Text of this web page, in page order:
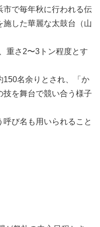
市で毎年秋に行われる伝
した華麗な太鼓台（山
重さ2〜3トン程度とす
150名余りとされ、「か
技を舞台で競い合う様子
呼び名も用いられること